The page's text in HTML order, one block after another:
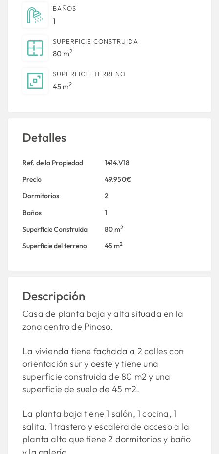
BAÑOS
1
SUPERFICIE CONSTRUIDA
80 m2
SUPERFICIE TERRENO
45 m2
Detalles
Ref. de la Propiedad
1414.V18
Precio
49.950€
Dormitorios
2
Baños
1
Superficie Construida
80 m2
Superficie del terreno 45 m2
Descripción
Casa de planta baja y alta situada en la
zona centro de Pinoso.
La vivienda tiene fachada a 2 calles con
orientación sur y oeste y tiene una
superficie construida de 80 m2 y una
superficie de suelo de 45 m2.
La planta baja tiene 1 salón, 1 cocina, 1
salita, 1 trastero y escalera de acceso a la
planta alta que tiene 2 dormitorios y baño